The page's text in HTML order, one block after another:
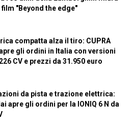
film "Beyond the edge"
compatta alza il tiro: CUPRA
apre gli ordini in Italia con versioni
CV e prezzi da 31.950 euro
da pista e trazione elettrica:
apre gli ordini per la IONIQ 6 N da